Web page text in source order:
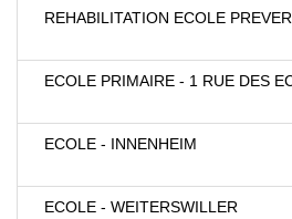
REHABILITATION ECOLE
ECOLE PRIMAIRE - 1 RUE DES
ECOLE - INNENHEIM
ECOLE - WEITERSWILLER